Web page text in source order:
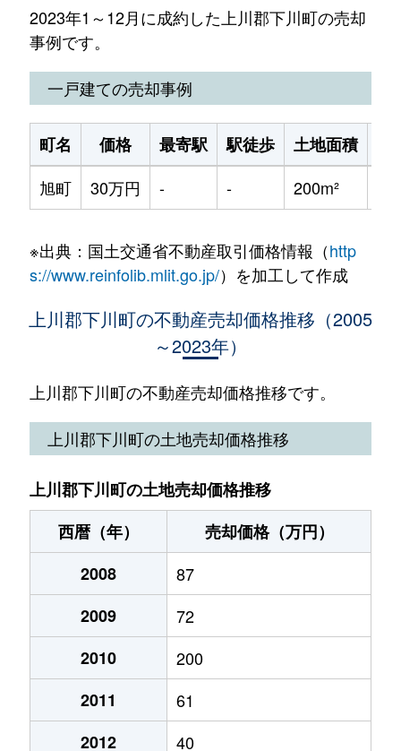
2023年1～12月に成約した上川郡下川町の売却
事例です。
一戸建ての売却事例
町名 価格 最寄駅 駅徒歩 土地面積
旭町
30万円 - - 200m²
※出典：国土交通省不動産取引価格情報（http
s://www.reinfolib.mlit.go.jp/）を加工して作成
上川郡下川町の不動産売却価格推移（2005
～2023年）
上川郡下川町の不動産売却価格推移です。
上川郡下川町の土地売却価格推移
上川郡下川町の土地売却価格推移
西暦（年）
売却価格（万円）
2008
87
2009
72
2010
200
2011
61
2012
40